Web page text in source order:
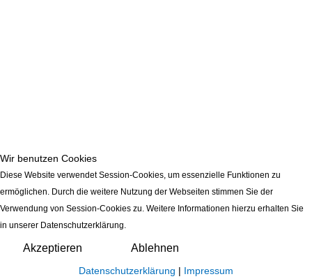
Wir benutzen Cookies
Diese Website verwendet Session-Cookies, um essenzielle Funktionen zu
ermöglichen. Durch die weitere Nutzung der Webseiten stimmen Sie der
Verwendung von Session-Cookies zu. Weitere Informationen hierzu erhalten Sie
in unserer Datenschutzerklärung.
Akzeptieren Ablehnen
Datenschutzerklärung | Impressum